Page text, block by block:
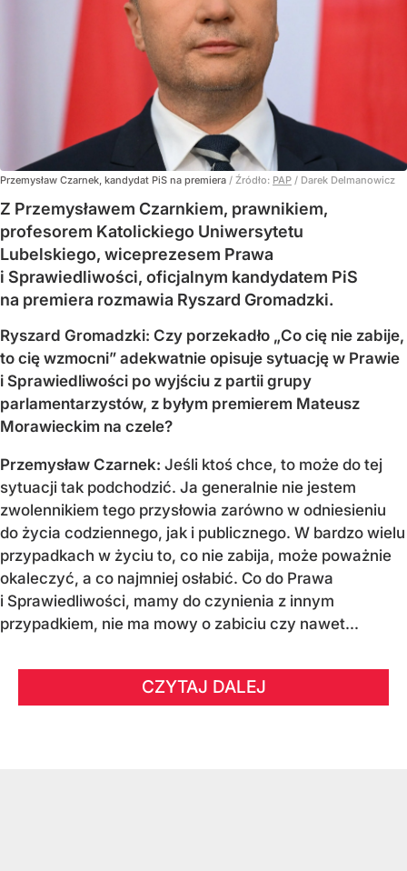
Przemysław Czarnek, kandydat PiS na premiera / Źródło: PAP / Darek Delmanowicz
Z Przemysławem Czarnkiem, prawnikiem,
profesorem Katolickiego Uniwersytetu
Lubelskiego, wiceprezesem Prawa
i Sprawiedliwości, oficjalnym kandydatem PiS
na premiera rozmawia Ryszard Gromadzki.
Ryszard Gromadzki: Czy porzekadło „Co cię nie zabije,
to cię wzmocni” adekwatnie opisuje sytuację w Prawie
i Sprawiedliwości po wyjściu z partii grupy
parlamentarzystów, z byłym premierem Mateusz
Morawieckim na czele?
Przemysław Czarnek: Jeśli ktoś chce, to może do tej
sytuacji tak podchodzić. Ja generalnie nie jestem
zwolennikiem tego przysłowia zarówno w odniesieniu
do życia codziennego, jak i publicznego. W bardzo wielu
przypadkach w życiu to, co nie zabija, może poważnie
okaleczyć, a co najmniej osłabić. Co do Prawa
i Sprawiedliwości, mamy do czynienia z innym
przypadkiem, nie ma mowy o zabiciu czy nawet...
CZYTAJ DALEJ